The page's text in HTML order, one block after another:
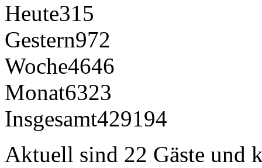
Heute315
Gestern972
Woche4646
Monat6323
Insgesamt429194
Aktuell sind 22 Gäste und